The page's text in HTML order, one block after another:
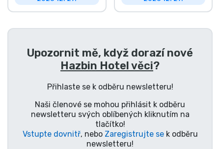
Upozornit mě, když dorazí nové
Hazbin Hotel věci?
Přihlaste se k odběru newsletteru!
Naši členové se mohou přihlásit k odběru
newsletteru svých oblíbených kliknutím na
tlačítko!
Vstupte dovnitř, nebo Zaregistrujte sek odběru
newsletteru!